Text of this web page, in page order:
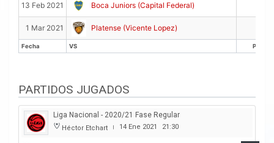
Fecha VS PTS
13 Feb 2021 Boca Juniors (Capital Federal)
1 Mar 2021 Platense (Vicente Lopez)
Fecha VS PTS
PARTIDOS JUGADOS
Liga Nacional - 2020/21 Fase Regular
Héctor Etchart | 14 Ene 2021 21:30